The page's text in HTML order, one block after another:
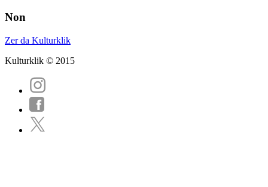
Non
Zer da Kulturklik
Kulturklik © 2015